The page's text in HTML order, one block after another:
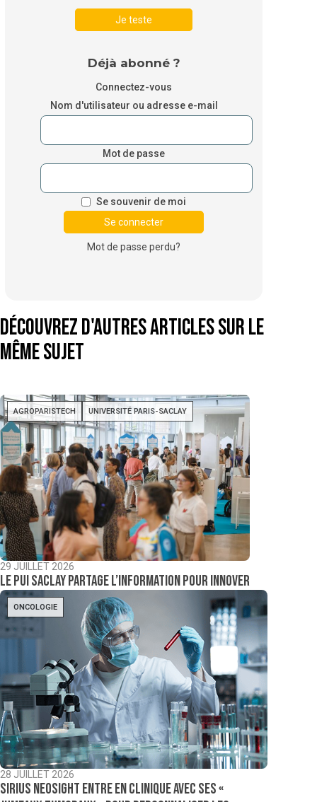
Je teste
Déjà abonné ?
Connectez-vous
Nom d'utilisateur ou adresse e-mail
Mot de passe
Se souvenir de moi
Mot de passe perdu?
Découvrez d'autres articles sur le
même sujet
AGROPARISTECH UNIVERSITÉ PARIS-SACLAY
29 JUILLET 2026
Le PUI Saclay partage l’information pour innover
ONCOLOGIE
28 JUILLET 2026
Sirius NeoSight entre en clinique avec ses «